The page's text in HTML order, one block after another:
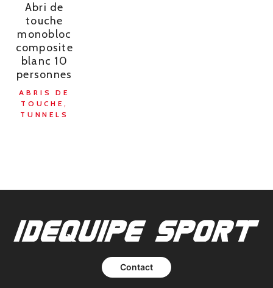
Abri de
touche
monobloc
composite
blanc 10
personnes
ABRIS DE
TOUCHE,
TUNNELS
Contact